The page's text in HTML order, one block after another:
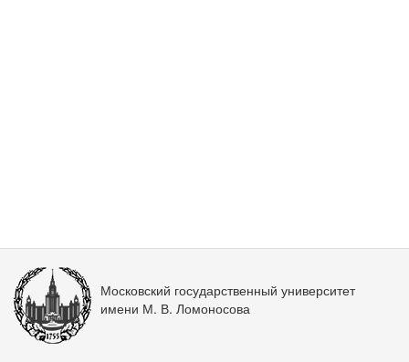
Московский государственный университет
имени М. В. Ломоносова